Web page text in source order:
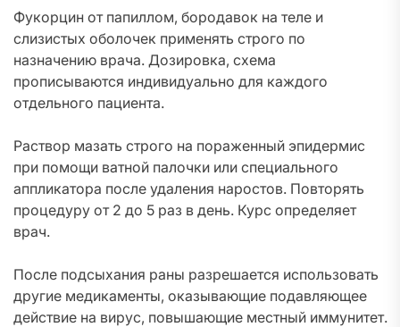
Фукорцин от папиллом, бородавок на теле и
слизистых оболочек применять строго по
назначению врача. Дозировка, схема
прописываются индивидуально для каждого
отдельного пациента.
Раствор мазать строго на пораженный эпидермис
при помощи ватной палочки или специального
аппликатора после удаления наростов. Повторять
процедуру от 2 до 5 раз в день. Курс определяет
врач.
После подсыхания раны разрешается использовать
другие медикаменты, оказывающие подавляющее
действие на вирус, повышающие местный иммунитет.